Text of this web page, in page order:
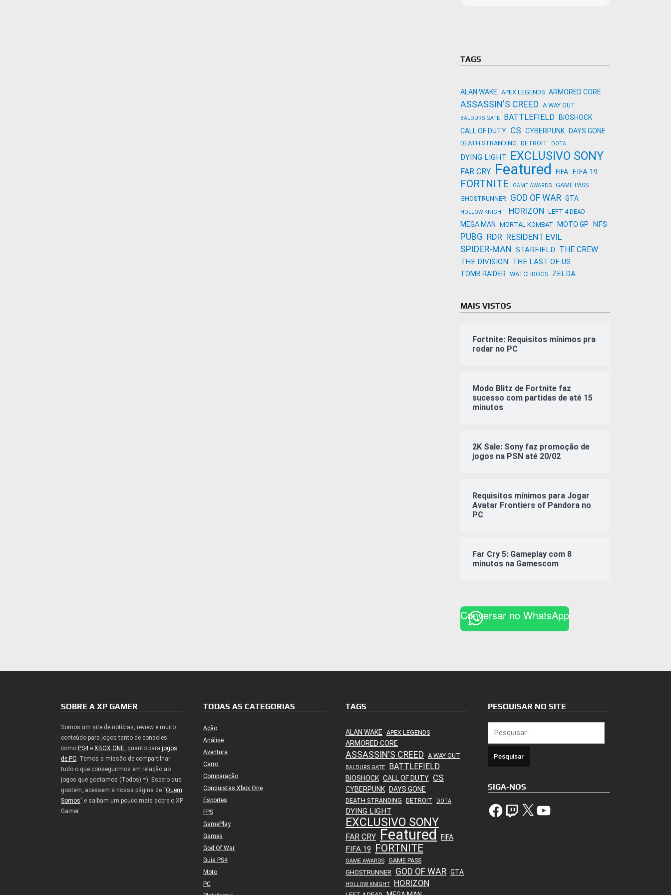
TAGS
ALAN WAKE APEX LEGENDS ARMORED CORE
ASSASSIN'S CREED A WAY OUT
BALDURS GATE BATTLEFIELD
BIOSHOCK
CALL OF DUTY CS CYBERPUNK DAYS GONE
DEATH STRANDING DETROIT DOTA
DYING LIGHT EXCLUSIVO SONY
FAR CRY Featured FIFA FIFA 19
FORTNITE GAME AWARDS
GAME PASS
GHOSTRUNNER GOD OF WAR GTA
HOLLOW KNIGHT HORIZON LEFT 4 DEAD
MEGA MAN MORTAL KOMBAT MOTO GP NFS
PUBG RDR RESIDENT EVIL
SPIDER-MAN STARFIELD THE CREW
THE DIVISION THE LAST OF US
TOMB RAIDER WATCHDOGS ZELDA
MAIS VISTOS
Fortnite: Requisitos mínimos pra
rodar no PC
Modo Blitz de Fortnite faz
sucesso com partidas de até 15
minutos
2K Sale: Sony faz promoção de
jogos na PSN até 20/02
Requisitos mínimos para Jogar
Avatar Frontiers of Pandora no
PC
Far Cry 5: Gameplay com 8
minutos na Gamescom
Conversar no WhatsApp
SOBRE A XP GAMER
Somos um site de notícias, review e muito
conteúdo para jogos tanto de consoles
como PS4e XBOX ONE, quanto para jogos
de PC. Temos a missão de compartilhar
tudo o que conseguirmos em relação ao
jogos que gostamos (Todos) =). Espero que
gostem, acessem a nossa página de “Quem
Somos” e saibam um pouco mais sobre o XP
Gamer.
TODAS AS CATEGORIAS
Ação
Análise
Aventura
Carro
Comparação
Conquistas Xbox One
Esportes
FPS
GamePlay
Games
God Of War
Guia PS4
Moto
PC
TAGS
ALAN WAKE APEX LEGENDS
ARMORED CORE
ASSASSIN'S CREED A WAY OUT
BALDURS GATE BATTLEFIELD
BIOSHOCK CALL OF DUTY CS
CYBERPUNK DAYS GONE
DEATH STRANDING DETROIT DOTA
DYING LIGHT
EXCLUSIVO SONY
FAR CRY Featured FIFA
FIFA 19 FORTNITE
GAME AWARDS
GAME PASS
GHOSTRUNNER GOD OF WAR GTA
HOLLOW KNIGHT HORIZON
PESQUISAR NO SITE
por:
SIGA-NOS
FacebookTwitch X YouTube